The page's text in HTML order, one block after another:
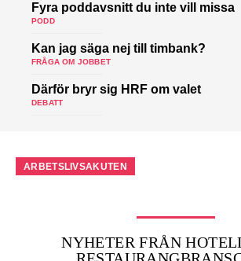
Fyra poddavsnitt du inte vill missa
PODD
Kan jag säga nej till timbank?
FRÅGA OM JOBBET
Därför bryr sig HRF om valet
DEBATT
ARBETSLIVSAKUTEN
NYHETER FRÅN